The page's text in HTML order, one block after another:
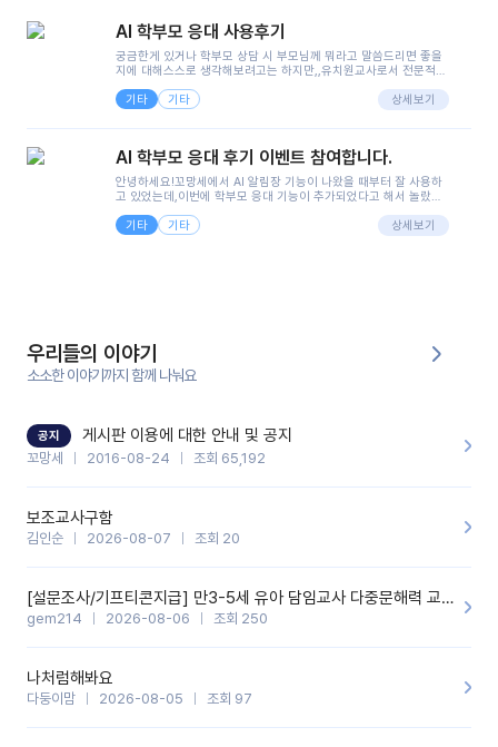
AI 학부모 응대 사용후기
궁금한게 있거나 학부모 상담 시 부모님께 뭐라고 말씀드리면 좋을
지에 대해스스로 생각해보려고는 하지만,,유치원교사로서 전문적인
려니 어려울때가...^^(저만 그런거 아니죠 ㅜㅜ)꼬망봇의 장점은 지
피티나 제미나이는 몇세이고 여자인지 남자인지 등그래도 좀 기본
정보를 제공하면서 물어봐야할 때가 있어그때마다 정보를 입력하는
으셔서 고민이 됐는데ai 학부모 응대를 써볼 수 있어서 좋았어요!앞
면..)그리고 제가 신입 때 이게 있었더라면 ㅜㅜㅜㅜ?응대 팁이 정말
좋은거 같아요지금은 그래도 아이들이 잘 이해 되지만초임 때는 정
말 어려워서 항상다른 선생님들께 도움을 요청했었거든요..ㅠ*일지
쓸 때도 좀 도움이 되는 거 같아요!
기타 기타 상세보기
AI 학부모 응대 후기 이벤트 참여합니다.
안녕하세요!꼬망세에서 AI 알림장 기능이 나왔을 때부터 잘 사용하
고 있었는데,이번에 학부모 응대 기능이 추가되었다고 해서 놀랐습
님 응대에 더 많은 부담을 느끼고 있습니다 ㅠㅠ이번에 제가 원에서
겪은 일과 학부모님께 전달드렸던 내용을 함께 보시고,저와 비슷한
을 많이 하는데,꼬망봇 덕분에 고민하는 시간을 줄이고 학부모님을
안심시킬 수 있었습니다.이 부분은 꼬망봇이 추가로 알려준 응대 tip
입니다.학부모님께 전화를 드리기 전에, 내용을 숙지하여 좀 더 전문
성 있는 교사가 되어 대화를 나눌 수 있었습니다.꼬망세 AI학부모 응
기능을 개발해 주셔서 감사합니다.
기타 기타 상세보기
우리들의 이야기
소소한 이야기까지 함께 나눠요
공지 게시판 이용에 대한 안내 및 공지
꼬망세 2016-08-24 조회 65,192
보조교사구함
김인순 2026-08-07 조회 20
[설문조사/기프티콘지급] 만3-5세 유아 담임교사 다중문해력 교육 증진을 위한 설문조사
gem214 2026-08-06 조회 250
나처럼해봐요
다둥이맘 2026-08-05 조회 97